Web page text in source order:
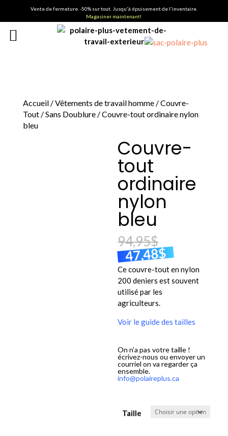
Vente de fermeture. -50% sur tout. Jusqu'à épuisement de l'inventaire.
Magasiner maintenant!
Accueil/Vêtements de travail homme/Couvre-
Tout/Sans Doublure/ Couvre-tout ordinaire nylon
bleu
Couvre-
tout
ordinaire
nylon
bleu
94,95$
47,48$
Ce couvre-tout en nylon
200 deniers est souvent
utilisé par les
agriculteurs.
Voir le guide des tailles
On n’a pas votre taille !
écrivez-nous ou envoyer un
courriel on va regarder ça
ensemble.
info@polaireplus.ca
Taille